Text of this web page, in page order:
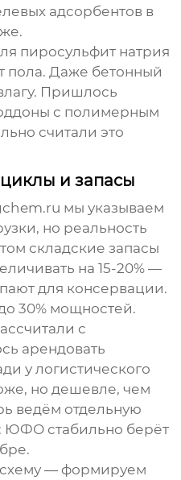
адсорбентов в
пиросульфит натрия
пола. Даже бетонный
Пришлось
с полимерным
считали это
и запасы
мы указываем
но реальность
складские запасы
на 15-20% —
для консервации.
30% мощностей.
с
арендовать
у логистического
но дешевле, чем
ведём отдельную
ЮФО стабильно берёт
— формируем